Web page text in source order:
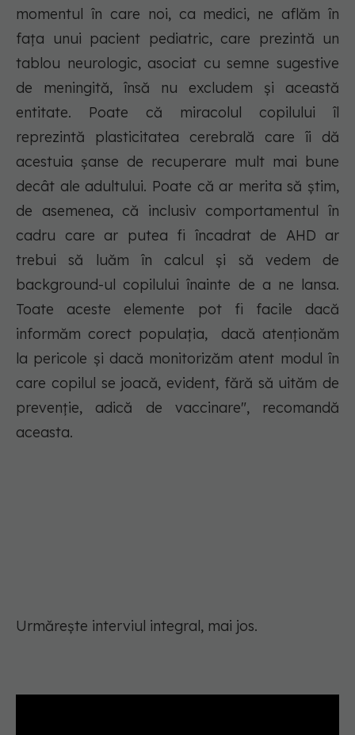
momentul în care noi, ca medici, ne aflăm în
fața unui pacient pediatric, care prezintă un
tablou neurologic, asociat cu semne sugestive
de meningită, însă nu excludem și această
entitate. Poate că miracolul copilului îl
reprezintă plasticitatea cerebrală care îi dă
acestuia șanse de recuperare mult mai bune
decât ale adultului. Poate că ar merita să știm,
de asemenea, că inclusiv comportamentul în
cadru care ar putea fi încadrat de AHD ar
trebui să luăm în calcul și să vedem de
background-ul copilului înainte de a ne lansa.
Toate aceste elemente pot fi facile dacă
informăm corect populația, dacă atenționăm
la pericole și dacă monitorizăm atent modul în
care copilul se joacă, evident, fără să uităm de
prevenție, adică de vaccinare", recomandă
aceasta.
Urmărește interviul integral, mai jos.